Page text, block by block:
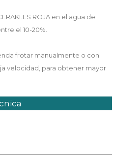
ROJA en el agua de
el 10-20%.
frotar manualmente o con
velocidad, para obtener mayor